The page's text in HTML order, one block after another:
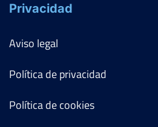
Privacidad
Aviso legal
Política de privacidad
Política de cookies